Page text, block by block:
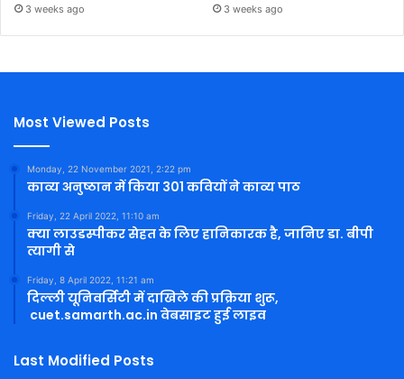
3 weeks ago 3 weeks ago
Most Viewed Posts
Monday, 22 November 2021, 2:22 pm
काव्य अनुष्ठान में किया 301 कवियों ने काव्य पाठ
Friday, 22 April 2022, 11:10 am
क्या लाउडस्पीकर सेहत के लिए हानिकारक है, जानिए डा. बीपी
त्यागी से
Friday, 8 April 2022, 11:21 am
दिल्ली यूनिवर्सिटी में दाखिले की प्रक्रिया शुरू,
cuet.samarth.ac.in वेबसाइट हुई लाइव
Last Modified Posts